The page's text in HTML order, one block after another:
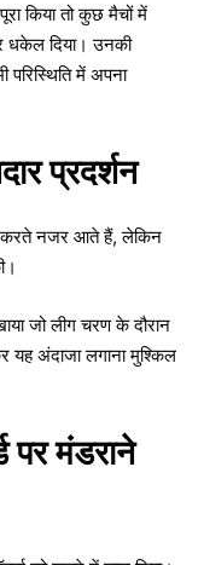
किया तो कुछ मैचों में
धकेल दिया। उनकी
परिस्थिति में अपना
प्रदर्शन
करते नजर आते हैं, लेकिन
जो लीग चरण के दौरान
अंदाजा लगाना मुश्किल
पर मंडराने